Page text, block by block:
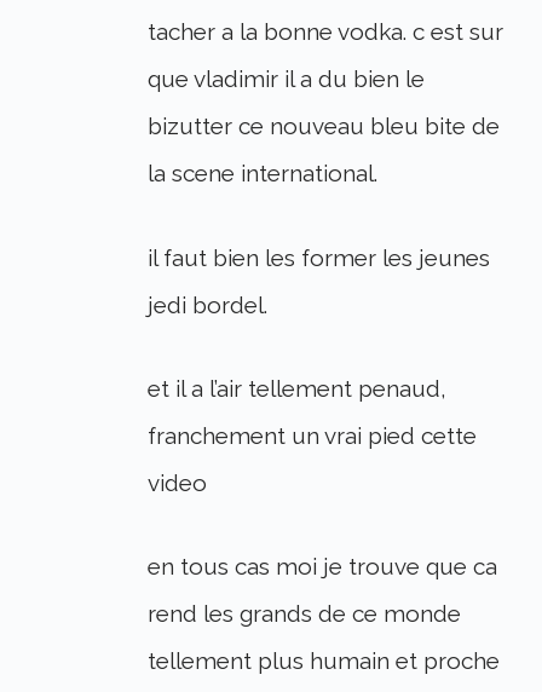
tacher a la bonne vodka. c est sur
que vladimir il a du bien le
bizutter ce nouveau bleu bite de
la scene international.
il faut bien les former les jeunes
jedi bordel.
et il a l’air tellement penaud,
franchement un vrai pied cette
video
en tous cas moi je trouve que ca
rend les grands de ce monde
tellement plus humain et proche